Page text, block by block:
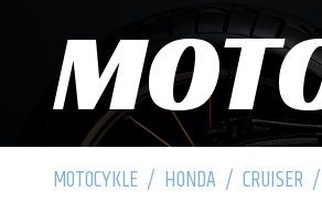
MOTOCYKLE / HONDA / CRUISER /